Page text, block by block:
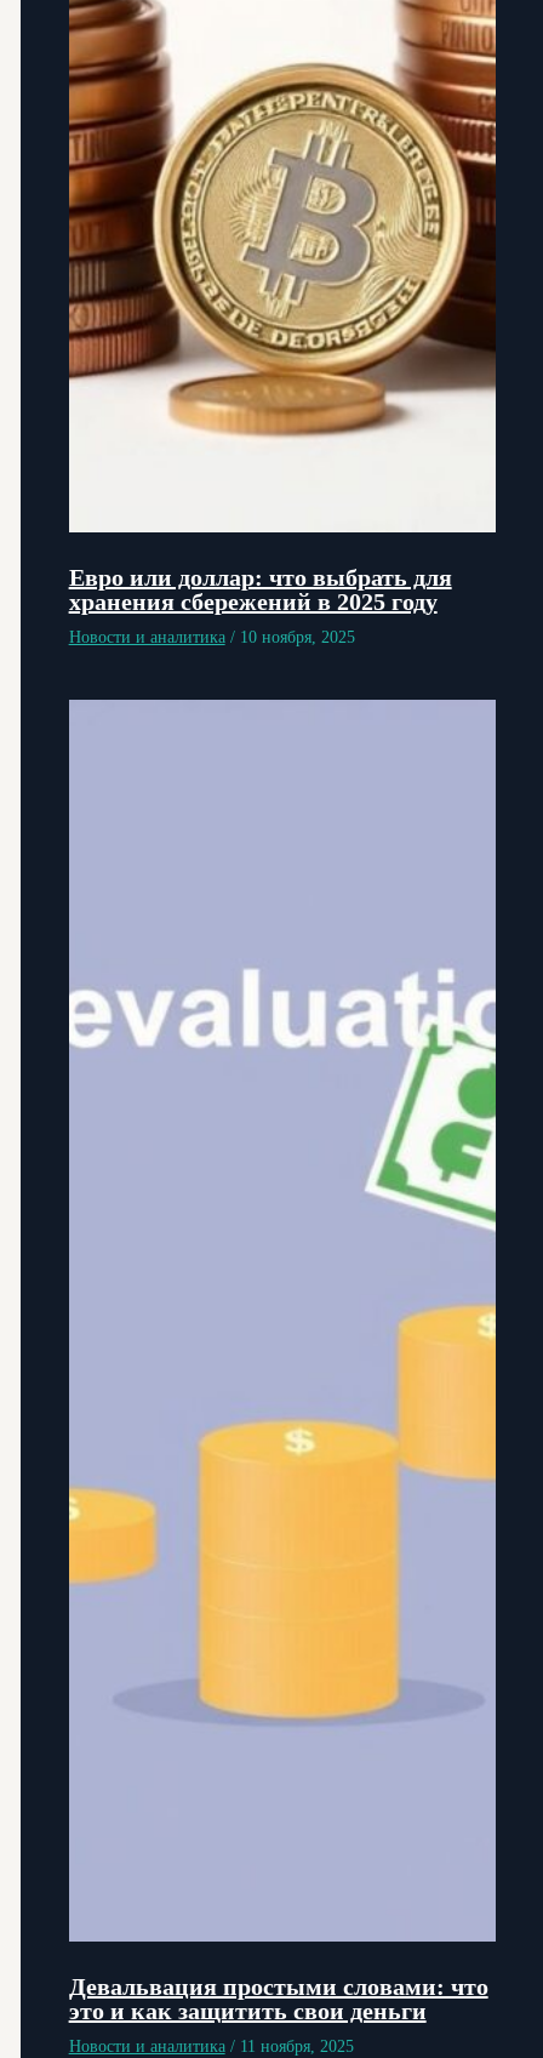
Евро или доллар: что выбрать для
хранения сбережений в 2025 году
Новости и аналитика/ 10 ноября, 2025
Девальвация простыми словами: что
это и как защитить свои деньги
Новости и аналитика/ 11 ноября, 2025